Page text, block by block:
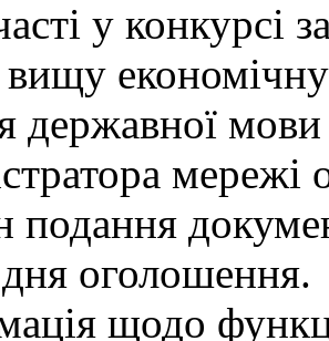
у конкурсі
економічну
державної
мережі
подання
дня оголошення.
щодо